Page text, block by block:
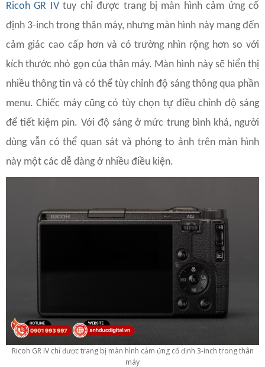
Ricoh GR IVtuy chỉ được trang bị màn hình cảm ứng cố
định 3-inch trong thân máy, nhưng màn hình này mang đến
cảm giác cao cấp hơn và có trường nhìn rộng hơn so với
kích thước nhỏ gọn của thân máy. Màn hình này sẽ hiển thị
nhiều thông tin và có thể tùy chỉnh độ sáng thông qua phần
menu. Chiếc máy cũng có tùy chọn tự điều chỉnh độ sáng
để tiết kiệm pin. Với độ sáng ở mức trung bình khá, người
dùng vẫn có thể quan sát và phóng to ảnh trên màn hình
này một các dễ dàng ở nhiều điều kiện.
Ricoh GR IV chỉ được trang bị màn hình cảm ứng cố định 3-inch trong thân
máy